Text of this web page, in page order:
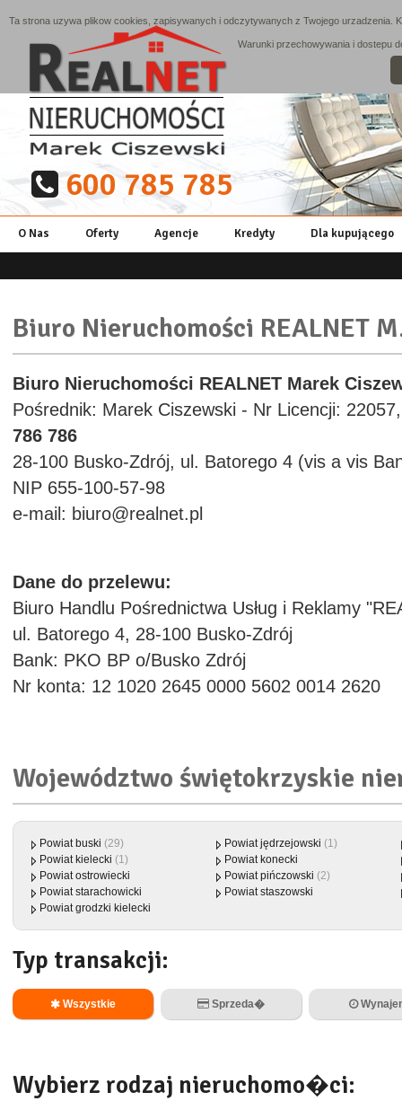
600 785 785
O Nas Oferty Agencje Kredyty Dla kupującego
Biuro Nieruchomości REALNET
Biuro Nieruchomości REALNET Marek
Pośrednik: Marek Ciszewski - Nr Licencji:
786 786
28-100 Busko-Zdrój, ul. Batorego 4 (vis a vis
NIP 655-100-57-98
e-mail: biuro@realnet.pl
Dane do przelewu:
Biuro Handlu Pośrednictwa Usług i Reklamy
ul. Batorego 4, 28-100 Busko-Zdrój
Bank: PKO BP o/Busko Zdrój
Nr konta: 12 1020 2645 0000 5602 0014 2620
Województwo świętokrzyskie
Powiat buski (29) Powiat jędrzejowski (1)
Powiat kielecki (1)
Powiat konecki
Powiat ostrowiecki
Powiat pińczowski (2)
Powiat starachowicki
Powiat staszowski
Powiat grodzki kielecki
Typ transakcji:
Wszystkie Sprzeda�
Wybierz rodzaj nieruchomo�ci:
Ta strona uzywa plikow cookies, zapisywanych i odczytywanych z Twojego
Warunki przechowywania i dostepu